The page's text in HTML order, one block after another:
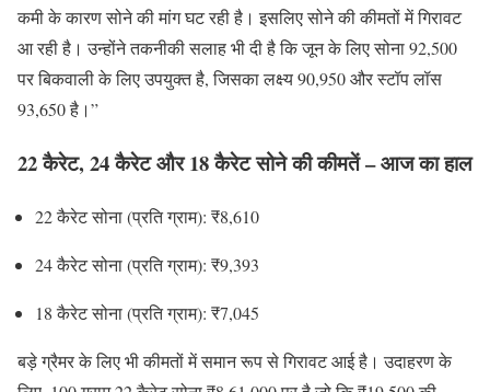
कमी के कारण सोने की मांग घट रही है। इसलिए सोने की कीमतों में गिरावट
आ रही है। उन्होंने तकनीकी सलाह भी दी है कि जून के लिए सोना 92,500
पर बिकवाली के लिए उपयुक्त है, जिसका लक्ष्य 90,950 और स्टॉप लॉस
93,650 है।”
22 कैरेट, 24 कैरेट और 18 कैरेट सोने की कीमतें – आज का हाल
22 कैरेट सोना (प्रति ग्राम): ₹8,610
24 कैरेट सोना (प्रति ग्राम): ₹9,393
18 कैरेट सोना (प्रति ग्राम): ₹7,045
बड़े ग्रैमर के लिए भी कीमतों में समान रूप से गिरावट आई है। उदाहरण के